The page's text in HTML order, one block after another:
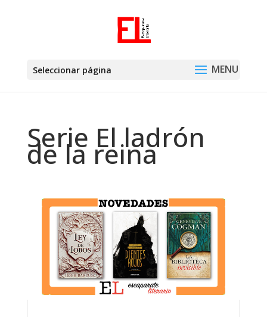
Seleccionar página
Serie El ladrón
de la reina